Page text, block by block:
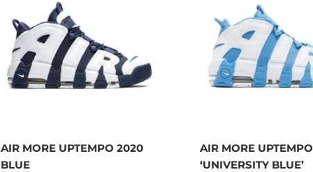
AIR MORE UPTEMPO 2020
BLUE
AIR MORE UPTEMPO
‘UNIVERSITY BLUE’